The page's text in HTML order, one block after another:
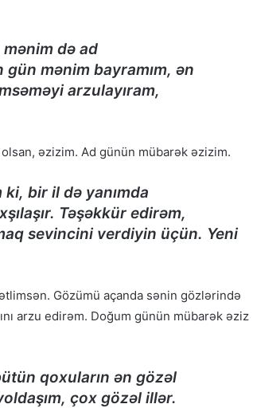
də ad
mənim bayramım, ən
arzulayıram,
olsan, əzizim. Ad günün mübarək əzizim.
bir il də yanımda
Təşəkkür edirəm,
sevincini verdiyin üçün. Yeni
Gözümü açanda sənin gözlərində
arzu edirəm. Doğum günün mübarək əziz
qoxuların ən gözəl
çox gözəl illər.